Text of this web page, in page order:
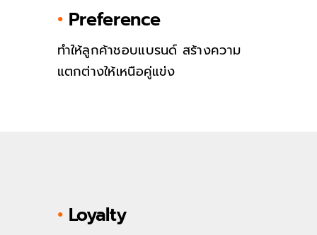
• Preference
ทำให้ลูกค้าชอบแบรนด์ สร้างความ
แตกต่างให้เหนือคู่แข่ง
• Loyalty